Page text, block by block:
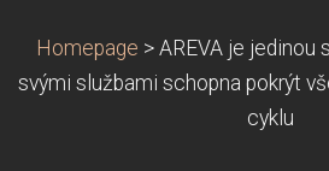
Homepage > AREVA je jedinou
svými službami schopna pokrýt
cyklu